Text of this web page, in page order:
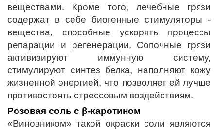
веществами. Кроме того, лечебные грязи
содержат в себе биогенные стимуляторы -
вещества, способные ускорять процессы
репарации и регенерации. Сопочные грязи
активизируют иммунную систему,
стимулируют синтез белка, наполняют кожу
жизненной энергией, что позволяет ей лучше
противостоять стрессовым воздействиям.
Розовая соль с β-каротином
«Виновником» такой окраски соли являются